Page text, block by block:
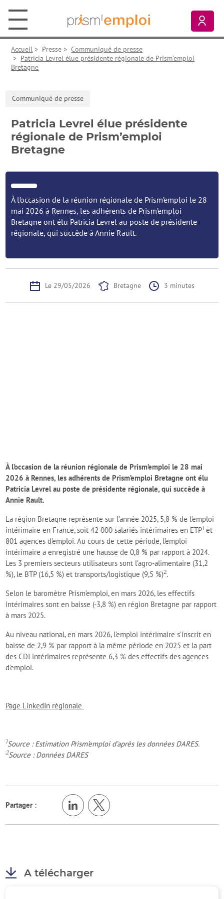
Prism’emploi, retour à l'accueil
Accueil > Presse >Communiqué de presse
> Patricia Levrel élue présidente régionale de Prism’emploi
Bretagne
Communiqué de presse
Patricia Levrel élue présidente
régionale de Prism’emploi
Bretagne
À l’occasion de la réunion régionale de Prism’emploi le 28
mai 2026 à Rennes, les adhérents de Prism’emploi
Bretagne ont élu Patricia Levrel au poste de présidente
régionale, qui succède à Annie Rault.
Le 29/05/2026 Bretagne 3 minutes
À l’occasion de la réunion régionale de Prism’emploi le 28 mai
2026 à Rennes, les adhérents de Prism’emploi Bretagne ont élu
Patricia Levrel au poste de présidente régionale,qui succède à
Annie Rault.
La région Bretagne représente sur l’année 2025, 5,8 % de l’emploi
intérimaire en France, soit 42 000 salariés intérimaires en ETP1 et
801 agences d’emploi. Au cours de cette période, l’emploi
intérimaire a enregistré une hausse de 0,8 % par rapport à 2024.
Les 3 premiers secteurs utilisateurs sont l’agro-alimentaire (31,2
%), le BTP (16,5 %) et transports/logistique (9,5 %)2.
Selon le baromètre Prism’emploi, en mars 2026, les effectifs
intérimaires sont en baisse (-3,8 %) en région Bretagne par rapport
à mars 2025.
Au niveau national, en mars 2026, l’emploi intérimaire s’inscrit en
baisse de 2,9 % par rapport à la même période en 2025 et la part
des CDI intérimaires représente 6,3 % des effectifs des agences
d’emploi.
Page LinkedIn régionale
1Source : Estimation Prism’emploi d’après les données DARES.
2Source : Données DARES
Partager :
A télécharger